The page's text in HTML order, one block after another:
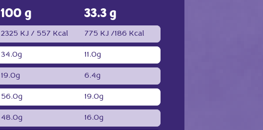
100 g 33.3 g
2325 KJ / 557 Kcal 775 KJ /186 Kcal
34.0g 11.0g
19.0g 6.4g
56.0g 19.0g
48.0g 16.0g